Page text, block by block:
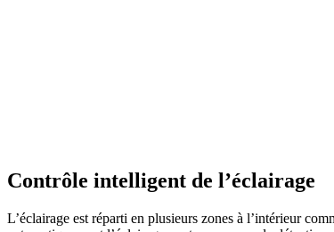
Contrôle intelligent de l’éclairage
L’éclairage est réparti en plusieurs zones à l’intérieur